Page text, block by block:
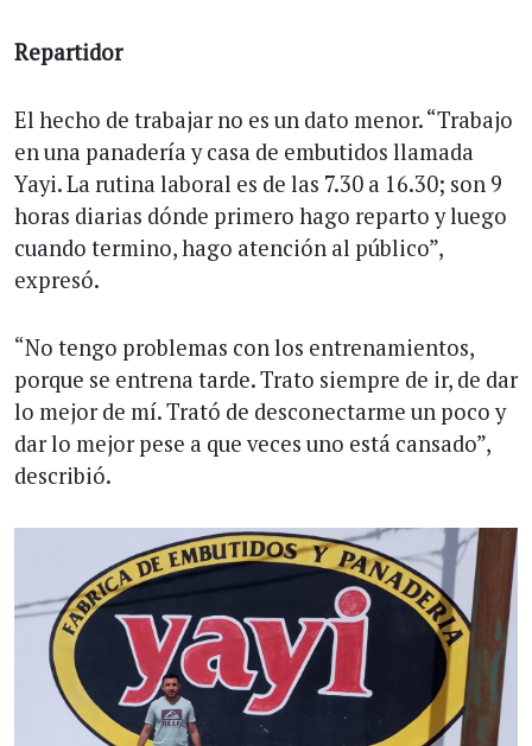
Repartidor
El hecho de trabajar no es un dato menor. “Trabajo
en una panadería y casa de embutidos llamada
Yayi. La rutina laboral es de las 7.30 a 16.30; son 9
horas diarias dónde primero hago reparto y luego
cuando termino, hago atención al público”,
expresó.
“No tengo problemas con los entrenamientos,
porque se entrena tarde. Trato siempre de ir, de dar
lo mejor de mí. Trató de desconectarme un poco y
dar lo mejor pese a que veces uno está cansado”,
describió.